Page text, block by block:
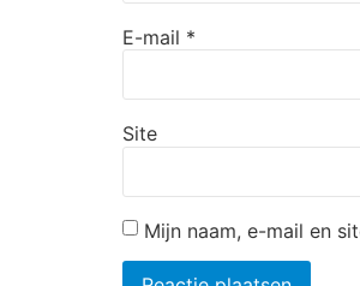
E-mail *
Site
Mijn naam, e-mail en